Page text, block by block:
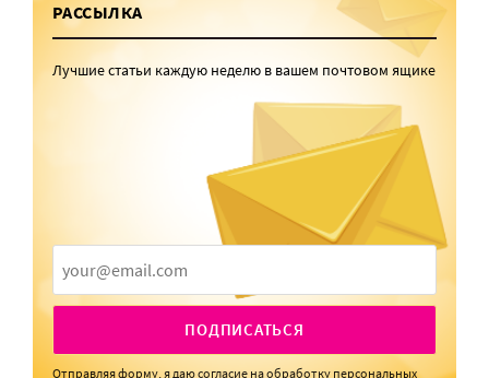
РАССЫЛКА
Лучшие статьи каждую неделю в вашем почтовом ящике
ПОДПИСАТЬСЯ
Отправляя форму, я даюсогласие на обработку персональных